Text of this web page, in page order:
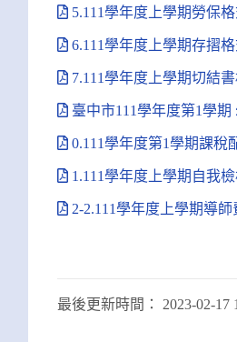
5.111學年度上學期勞保
6.111學年度上學期存摺
7.111學年度上學期切結
臺中市111學年度第1學
0.111學年度第1學期課
1.111學年度上學期自我
2-2.111學年度上學期導
最後更新時間： 2023-02-17